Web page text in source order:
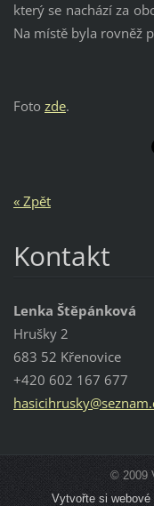
který se nachází za
Na místě byla rovněž
Foto zde.
« Zpět
Kontakt
Lenka Štěpánková
Hrušky 2
683 52 Křenovice
+420 602 167 677
hasicihrusky@sez
© 2009
Vytvořte si